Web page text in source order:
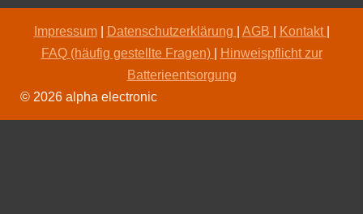
Impressum| Datenschutzerklärung AGB Kontakt
FAQ (häufig gestellte Fragen)
Hinweispflicht zur
Batterieentsorgung
© 2026 alpha electronic